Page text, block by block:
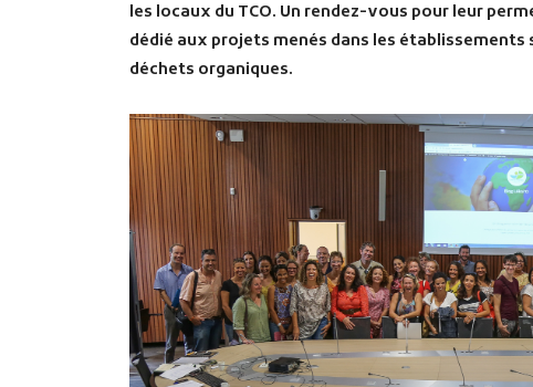
les locaux du TCO. Un rendez-vous pour leur
dédié aux projets menés dans les
déchets organiques.